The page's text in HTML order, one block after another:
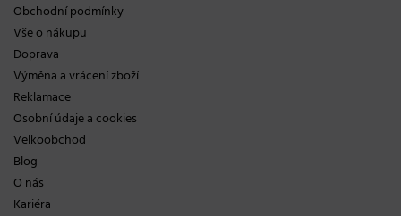
Obchodní podmínky
Vše o nákupu
Doprava
Výměna a vrácení zboží
Reklamace
Osobní údaje a cookies
Velkoobchod
Blog
O nás
Kariéra